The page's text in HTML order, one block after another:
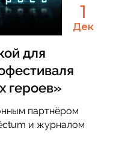
1
Дек
для
героев»
партнёром
и журналом